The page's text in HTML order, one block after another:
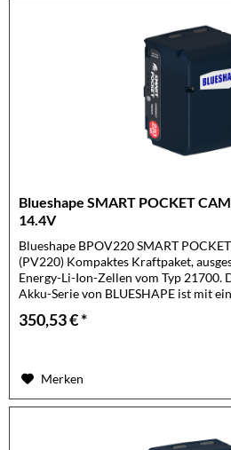
Blueshape SMART POCKET
14.4V
Blueshape BPOV220 SMART
(PV220) Kompaktes Kraftpaket,
Energy-Li-Ion-Zellen vom Typ 21700.
Akku-Serie von BLUESHAPE ist mit
350,53 € *
Merken